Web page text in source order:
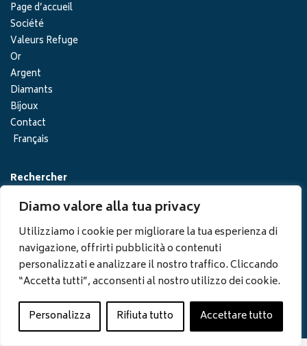
Diamo valore alla tua privacy
Utilizziamo i cookie per migliorare la tua esperienza di
navigazione, offrirti pubblicità o contenuti
personalizzati e analizzare il nostro traffico. Cliccando
“Accetta tutti”, acconsenti al nostro utilizzo dei cookie.
Personalizza
Rifiuta tutto Accettare tutto
Page d’accueil
Société
Valeurs Refuge
Or
Argent
Diamants
Bijoux
Contact
Français
Rechercher
©2026 Global Luxury Invest S.p.A.
Politique de confidentialité–Politique en matière de cookies